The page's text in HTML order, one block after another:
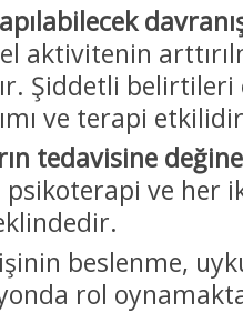
aktivitenin
Şiddetli
ve terapi
tedavisine
psikoterapi ve her
beslenme,
rol